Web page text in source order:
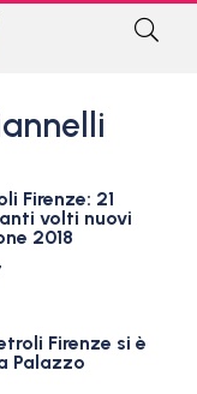
Firenze: 21
volti nuovi
2018
Firenze si è
Palazzo